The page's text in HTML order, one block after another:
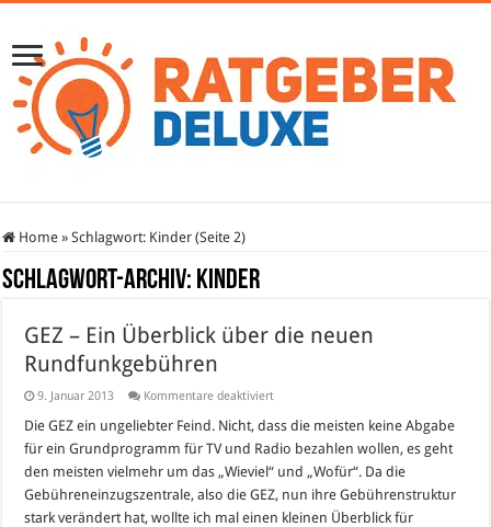
Home » Schlagwort: Kinder (Seite 2)
Schlagwort-Archiv: Kinder
GEZ – Ein Überblick über die neuen
Rundfunkgebühren
9. Januar 2013 Kommentare deaktiviertfür
–
Überblick
über
die
neuen
Rundfunkgebühren
Die GEZ ein ungeliebter Feind. Nicht, dass die meisten keine Abgabe
für ein Grundprogramm für TV und Radio bezahlen wollen, es geht
den meisten vielmehr um das „Wieviel“ und „Wofür“. Da die
Gebühreneinzugszentrale, also die GEZ, nun ihre Gebührenstruktur
stark verändert hat, wollte ich mal einen kleinen Überblick für